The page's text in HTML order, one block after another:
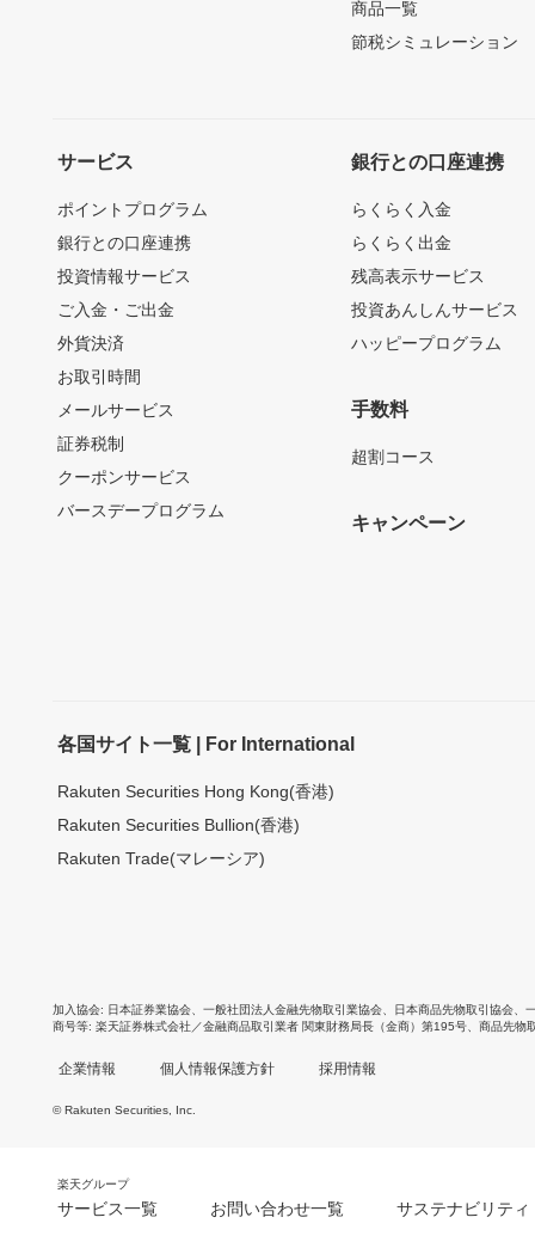
商品一覧
節税シミュレーション
サービス
ポイントプログラム
銀行との口座連携
投資情報サービス
ご入金・ご出金
外貨決済
お取引時間
メールサービス
証券税制
クーポンサービス
バースデープログラム
銀行との口座連携
らくらく入金
らくらく出金
残高表示サービス
投資あんしんサービス
ハッピープログラム
手数料
超割コース
キャンペーン
各国サイト一覧 | For International
Rakuten Securities Hong Kong(香港)
Rakuten Securities Bullion(香港)
Rakuten Trade(マレーシア)
加入協会 日本証券業協会 一般社団法人金融先物取引業協会 日本商品先物取引協会
商号等 楽天証券株式会社／金融商品取引業者 関東財務局長（金商）第195号、商品先物
企業情報 個人情報保護方針 採用情報
© Rakuten Securities, Inc.
楽天グループ
サービス一覧 お問い合わせ一覧 サステナビリティ